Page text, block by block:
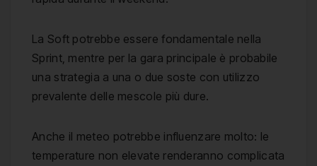
La Soft potrebbe essere fondamentale nella
Sprint, mentre per la gara principale è probabile
una strategia a una o due soste con utilizzo
prevalente delle mescole più dure.
Anche il meteo potrebbe influenzare molto: le
temperature non elevate renderanno complicata